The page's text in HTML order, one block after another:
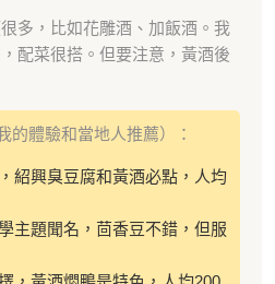
多，比如花雕酒、加飯酒。我
配菜很搭。但要注意，黃酒後
的體驗和當地人推薦）：
紹興臭豆腐和黃酒必點，人均
主題聞名，茴香豆不錯，但服